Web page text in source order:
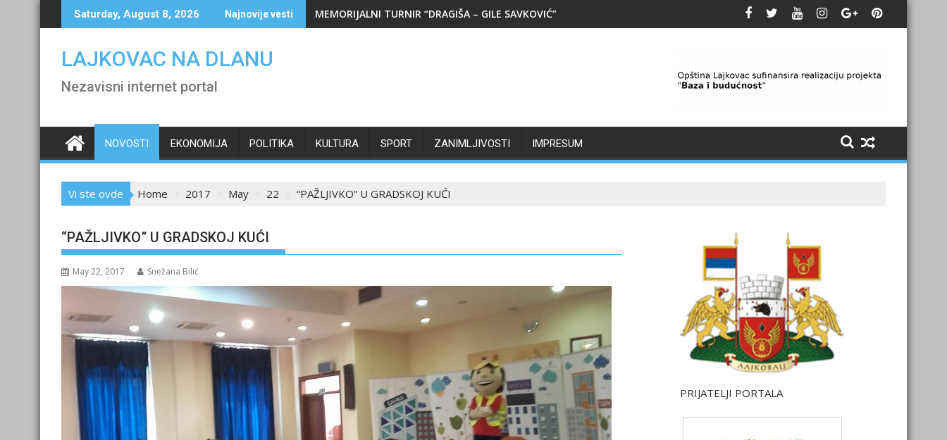
to
Saturday, August 8, 2026 Najnovije vesti MEMORIJALNI TURNIR “DRAGIŠA – GILE SAVKOVIĆ”
LAJKOVAC NA DLANU
Nezavisni internet portal
NOVOSTI EKONOMIJA POLITIKA KULTURA SPORT ZANIMLJIVOSTI IMPRESUM
Vi ste ovde Home 2017 May 22 “PAŽLJIVKO” U GRADSKOJ KUĆI
“PAŽLJIVKO” U GRADSKOJ KUĆI
May 22, 2017 Snežana Bilić
PRIJATELJI PORTALA